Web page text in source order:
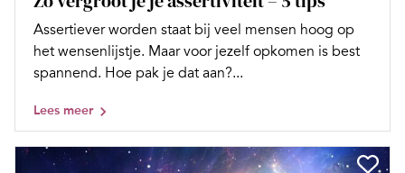
Assertiever worden staat bij veel mensen hoog op
het wensenlijstje. Maar voor jezelf opkomen is best
spannend. Hoe pak je dat aan?...
Lees meer